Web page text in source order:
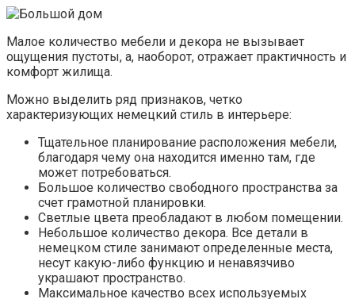
Малое количество мебели и декора не вызывает
ощущения пустоты, а, наоборот, отражает практичность и
комфорт жилища.
Можно выделить ряд признаков, четко
характеризующих немецкий стиль в интерьере:
Тщательное планирование расположения мебели,
благодаря чему она находится именно там, где
может потребоваться.
Большое количество свободного пространства за
счет грамотной планировки.
Светлые цвета преобладают в любом помещении.
Небольшое количество декора. Все детали в
немецком стиле занимают определенные места,
несут какую-либо функцию и ненавязчиво
украшают пространство.
Максимальное качество всех используемых